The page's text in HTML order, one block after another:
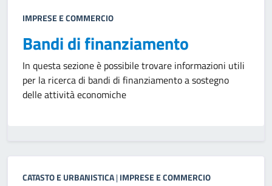
IMPRESE E COMMERCIO
Bandi di finanziamento
In questa sezione è possibile trovare informazioni utili
per la ricerca di bandi di finanziamento a sostegno
delle attività economiche
CATASTO E URBANISTICA|IMPRESE E COMMERCIO